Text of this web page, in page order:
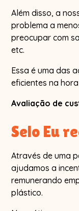
Além disso, a
problema a
preocupar com
etc.
Essa é uma das
eficientes na
Avaliação de
Selo Eu
Através de uma
ajudamos a
remunerando
plástico.